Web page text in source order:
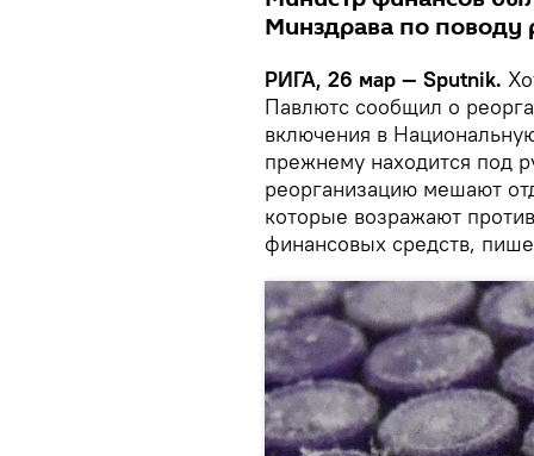
Минздрава по поводу
РИГА, 26 мар — Sputnik.
Павлютс сообщил о
включения в
прежнему находится под
реорганизацию мешают
которые возражают
финансовых средств,